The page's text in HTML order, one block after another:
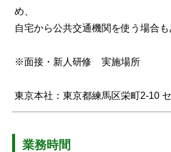
め、
自宅から公共交通機関を使う場合
※面接・新人研修 実施場所
東京本社：東京都練馬区栄町2-10
業務時間